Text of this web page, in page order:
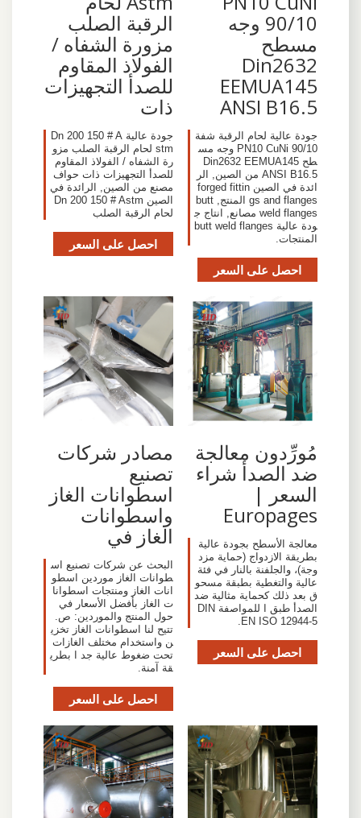
90/10 وجه
مسطح
Din2632
EEMUA145
ANSI B16.5
جودة عالية لحام الرقبة شفة
PN10 CuNi 90/10 وجه مس
طح Din2632 EEMUA145
ANSI B16.5 من الصين, الر
ائدة في الصين forged fittin
gs and flanges المنتج, butt
weld flanges مصانع, انتاج ج
ودة عالية butt weld flanges
المنتجات.
احصل على السعر
الرقبة الصلب
مزورة الشفاه /
الفولاذ المقاوم
للصدأ التجهيزات
ذات
جودة عالية Dn 200 150 # A
stm لحام الرقبة الصلب مزو
رة الشفاه / الفولاذ المقاوم
للصدأ التجهيزات ذات حواف
مصنع من الصين, الرائدة في
الصين Dn 200 150 # Astm
لحام الرقبة الصلب
احصل على السعر
مُورِّدون معالجة
ضد الصدأ شراء
السعر |
Europages
معالجة الأسطح بجودة عالية
بطريقة الازدواج (حماية مزد
وجة)، والجلفنة بالنار في فئة
عالية والتغطية بطبقة مسحو
ق بعد ذلك كحماية مثالية ضد
الصدأ طبق ا للمواصفة DIN
EN ISO 12944-5.
احصل على السعر
مصادر شركات
تصنيع
اسطوانات الغاز
واسطوانات
الغاز في
البحث عن شركات تصنيع اس
طوانات الغاز موردين اسطو
انات الغاز ومنتجات اسطوانا
ت الغاز بأفضل الأسعار في
حول المنتج والموردين: ص.
تتيح لنا اسطوانات الغاز تخزي
ن واستخدام مختلف الغازات
تحت ضغوط عالية جد ا بطري
قة آمنة.
احصل على السعر